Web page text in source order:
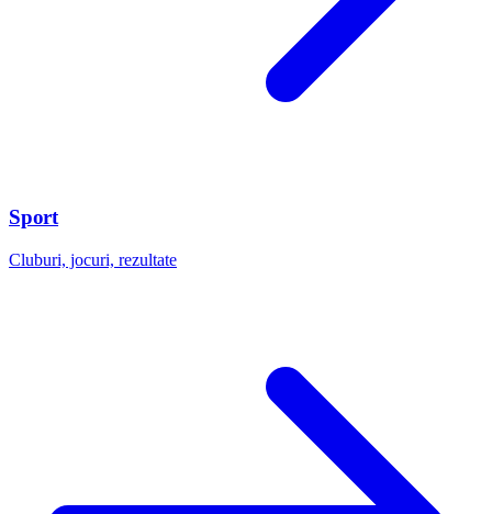
Sport
Cluburi, jocuri, rezultate